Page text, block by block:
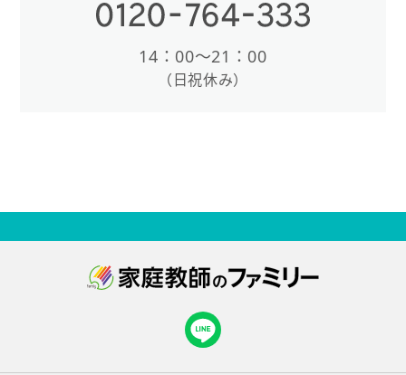
14：00〜21：00
（日祝休み）